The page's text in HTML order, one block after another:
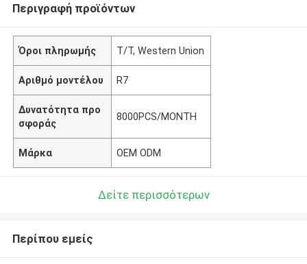
Περιγραφή προϊόντων
Όροι πληρωμής T/T, Western Union
Αριθμό μοντέλου R7
Δυνατότητα προ
σφοράς
8000PCS/MONTH
Μάρκα OEM ODM
Δείτε περισσότερων
Περίπου εμείς